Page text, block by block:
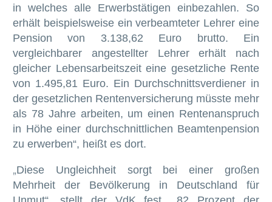
in welches alle Erwerbstätigen einbezahlen. So
erhält beispielsweise ein verbeamteter Lehrer eine
Pension von 3.138,62 Euro brutto. Ein
vergleichbarer angestellter Lehrer erhält nach
gleicher Lebensarbeitszeit eine gesetzliche Rente
von 1.495,81 Euro. Ein Durchschnittsverdiener in
der gesetzlichen Rentenversicherung müsste mehr
als 78 Jahre arbeiten, um einen Rentenanspruch
in Höhe einer durchschnittlichen Beamtenpension
zu erwerben“, heißt es dort.
„Diese Ungleichheit sorgt bei einer großen
Mehrheit der Bevölkerung in Deutschland für